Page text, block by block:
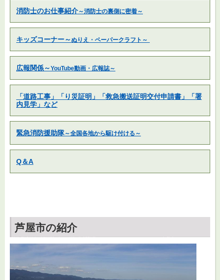
消防士のお仕事紹介～消防士の裏側に密着～
キッズコーナー～ぬりえ・ペーパークラフト～
広報関係～YouTube動画・広報誌～
「道路工事」「り災証明」「救急搬送証明交付申請書」「署
内見学」など
緊急消防援助隊～全国各地から駆け付ける～
Q＆A
芦屋市の紹介